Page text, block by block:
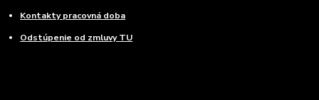
Kontakty pracovná doba
Odstúpenie od zmluvy TU